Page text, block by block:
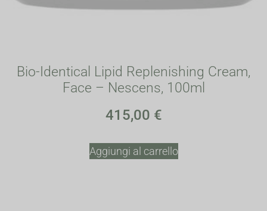
Bio-Identical Lipid Replenishing Cream,
Face – Nescens, 100ml
415,00 €
Aggiungi al carrello